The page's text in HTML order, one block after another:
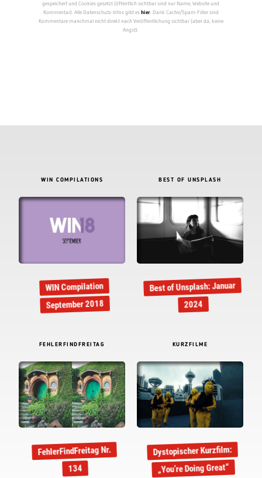
gespeichert und Cookies gesetzt (öffentlich sichtbar sind nur Name, Website und
Kommentar). Alle Datenschutz-Infos gibt eshier. Dank Cache/Spam-Filter sind
Kommentare manchmal nicht direkt nach Veröffentlichung sichtbar (aber da, keine
Angst).
WIN COMPILATIONS
WIN Compilation
September 2018
BEST OF UNSPLASH
Best of Unsplash: Januar
2024
FEHLERFINDFREITAG
FehlerFindFreitag Nr.
134
KURZFILME
Dystopischer Kurzfilm:
„You’re Doing Great“